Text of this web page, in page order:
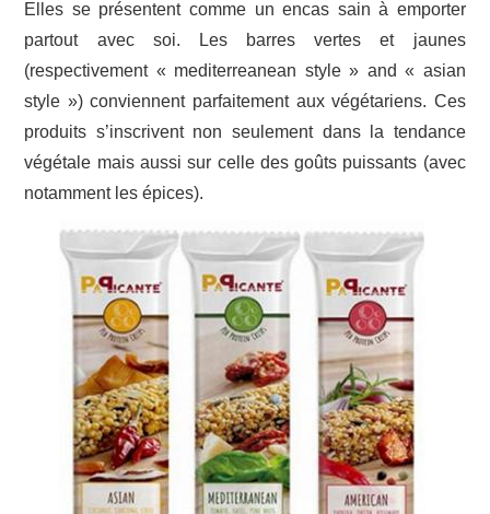
Elles se présentent comme un encas sain à emporter
partout avec soi. Les barres vertes et jaunes
(respectivement « mediterreanean style » and « asian
style ») conviennent parfaitement aux végétariens. Ces
produits s’inscrivent non seulement dans la tendance
végétale mais aussi sur celle des goûts puissants (avec
notamment les épices).